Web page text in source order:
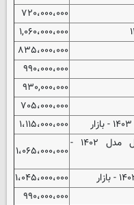
۷۲۰،۰۰۰،۰۰۰
۱,۰۶۰،۰۰۰،۰۰۰
۸۳۵،۰۰۰،۰۰۰
۹۹۰،۰۰۰،۰۰۰
۹۳۰,۰۰۰،۰۰۰
۷۰۵،۰۰۰،۰۰۰
۱،۱۱۵،۰۰۰،۰۰۰
دنا پلاس EF۷ اتوماتیک توربو آپشنال مدل ۱۴۰۲ -
۱،۰۶۵،۰۰۰،۰۰۰
۱،۰۴۵،۰۰۰،۰۰۰
۹۹۰،۰۰۰،۰۰۰